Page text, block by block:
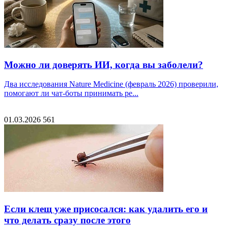
Можно ли доверять ИИ, когда вы заболели?
Два исследования Nature Medicine (февраль 2026) проверили,
помогают ли чат-боты принимать ре...
01.03.2026 561
Если клещ уже присосался: как удалить его и
что делать сразу после этого